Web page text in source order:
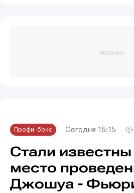
РЕКЛАМА
Профи-бокс Сегодня 15:15
Стали известны
место
Джошуа -